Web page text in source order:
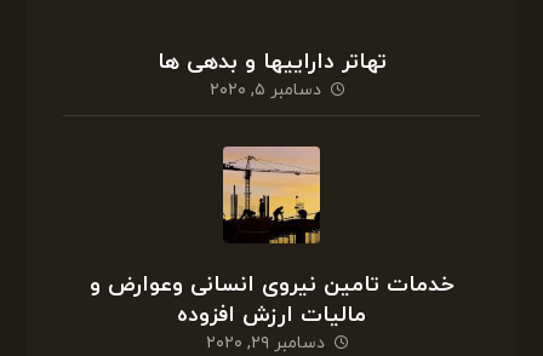
تهاتر داراییها و بدهی ها
دسامبر ۵, ۲۰۲۰
خدمات تامین نیروی انسانی وعوارض و
مالیات ارزش افزوده
دسامبر ۲۹, ۲۰۲۰